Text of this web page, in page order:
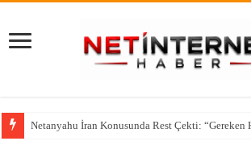
Netanyahu İran Konusunda Rest Çekti: “Gereken
CNN’den çarpıcı iddia: ABD’nin kritik füze